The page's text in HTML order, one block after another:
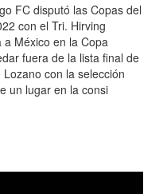
FC disputó las Copas del
con el Tri. Hirving
a México en la Copa
fuera de la lista final de
con la selección
un lugar en la consi